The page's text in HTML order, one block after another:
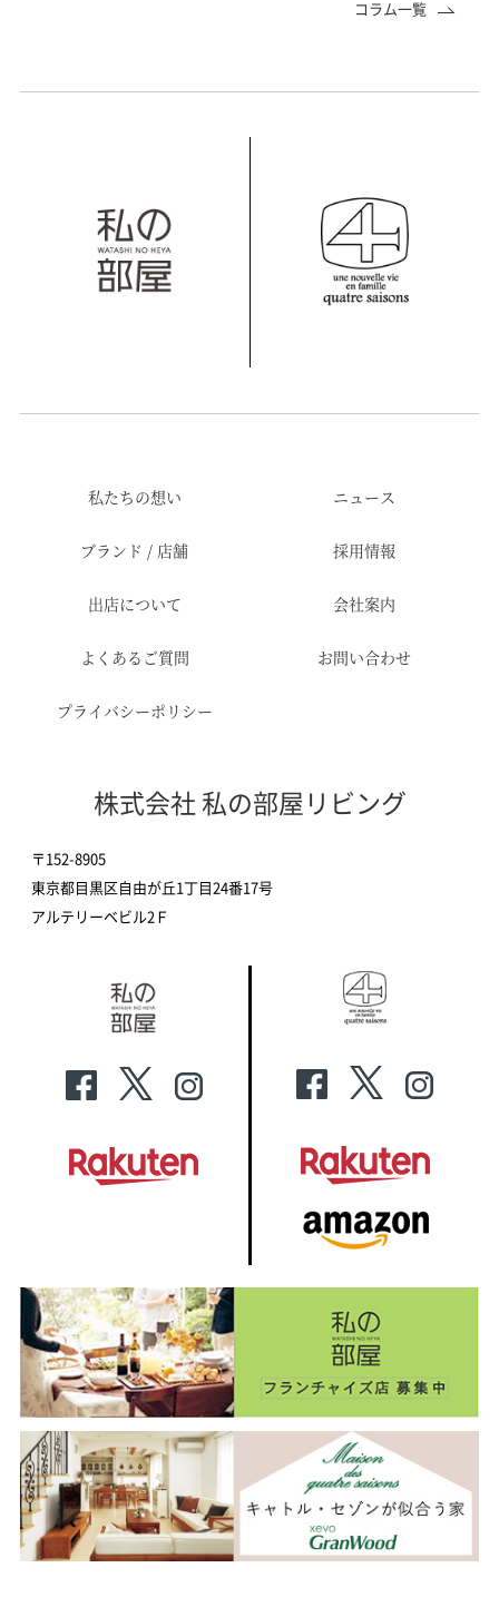
コラム一覧
私たちの想い ニュース
ブランド / 店舗 採用情報
出店について 会社案内
よくあるご質問 お問い合わせ
プライバシーポリシー
株式会社 私の部屋リビング
〒152-8905
東京都目黒区自由が丘1丁目24番17号
アルテリーベビル2Ｆ